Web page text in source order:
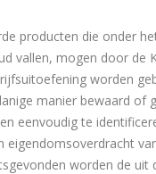
producten die onder
vallen, mogen door de
worden
manier bewaard of
eenvoudig te
eigendomsoverdracht
worden de uit